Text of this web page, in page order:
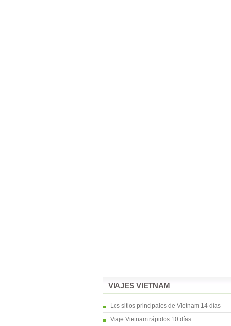
VIAJES VIETNAM
Los sitios principales de Vietnam 14 días
Viaje Vietnam rápidos 10 días